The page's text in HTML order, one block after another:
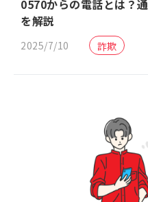
0570からの電話とは？
を解説
2025/7/10 詐欺